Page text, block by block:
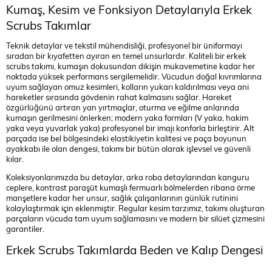
Kumaş, Kesim ve Fonksiyon Detaylarıyla Erkek
Scrubs Takımlar
Teknik detaylar ve tekstil mühendisliği, profesyonel bir üniformayı
sıradan bir kıyafetten ayıran en temel unsurlardır. Kaliteli bir erkek
scrubs takımı, kumaşın dokusundan dikişin mukavemetine kadar her
noktada yüksek performans sergilemelidir. Vücudun doğal kıvrımlarına
uyum sağlayan omuz kesimleri, kolların yukarı kaldırılması veya ani
hareketler sırasında gövdenin rahat kalmasını sağlar. Hareket
özgürlüğünü artıran yan yırtmaçlar, oturma ve eğilme anlarında
kumaşın gerilmesini önlerken; modern yaka formları (V yaka, hakim
yaka veya yuvarlak yaka) profesyonel bir imajı konforla birleştirir. Alt
parçada ise bel bölgesindeki elastikiyetin kalitesi ve paça boyunun
ayakkabı ile olan dengesi, takımı bir bütün olarak işlevsel ve güvenli
kılar.
Koleksiyonlarımızda bu detaylar, arka roba detaylarından kanguru
ceplere, kontrast paraşüt kumaşlı fermuarlı bölmelerden ribana örme
manşetlere kadar her unsur, sağlık çalışanlarının günlük rutinini
kolaylaştırmak için eklenmiştir. Regular kesim tarzımız, takımı oluşturan
parçaların vücuda tam uyum sağlamasını ve modern bir silüet çizmesini
garantiler.
Erkek Scrubs Takımlarda Beden ve Kalıp Dengesi